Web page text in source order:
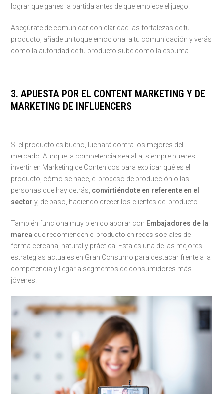
lograr que ganes la partida antes de que empiece el juego.
Asegúrate de comunicar con claridad las fortalezas de tu
producto, añade un toque emocional a tu comunicación y verás
como la autoridad de tu producto sube como la espuma.
3. APUESTA POR EL CONTENT MARKETING Y DE
MARKETING DE INFLUENCERS
Si el producto es bueno, luchará contra los mejores del
mercado. Aunque la competencia sea alta, siempre puedes
invertir en Marketing de Contenidos para explicar qué es el
producto, cómo se hace, el proceso de producción o las
personas que hay detrás, convirtiéndote en referente en el
sector y, de paso, haciendo crecer los clientes del producto.
También funciona muy bien colaborar con Embajadores de la
marca que recomienden el producto en redes sociales de
forma cercana, natural y práctica. Esta es una de las mejores
estrategias actuales en Gran Consumo para destacar frente a la
competencia y llegar a segmentos de consumidores más
jóvenes.